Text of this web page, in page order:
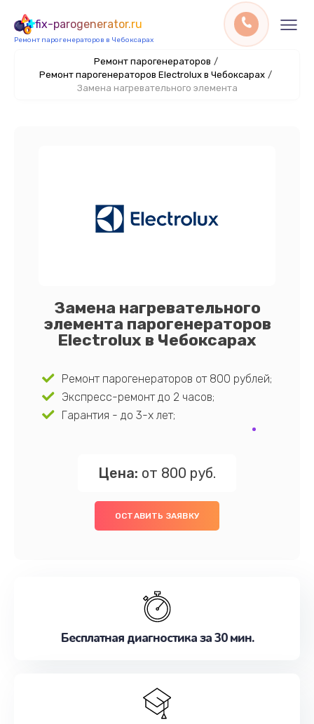
fix-parogenerator.ru
Ремонт парогенераторов в Чебоксарах
Ремонт парогенераторов /
Ремонт парогенераторов Electrolux в Чебоксарах /
Замена нагревательного элемента
Замена нагревательного
элемента парогенераторов
Electrolux в Чебоксарах
Ремонт парогенераторов от 800 рублей;
Экспресс-ремонт до 2 часов;
Гарантия - до 3-х лет;
Цена: от 800 руб.
ОСТАВИТЬ ЗАЯВКУ
Бесплатная диагностика за 30 мин.